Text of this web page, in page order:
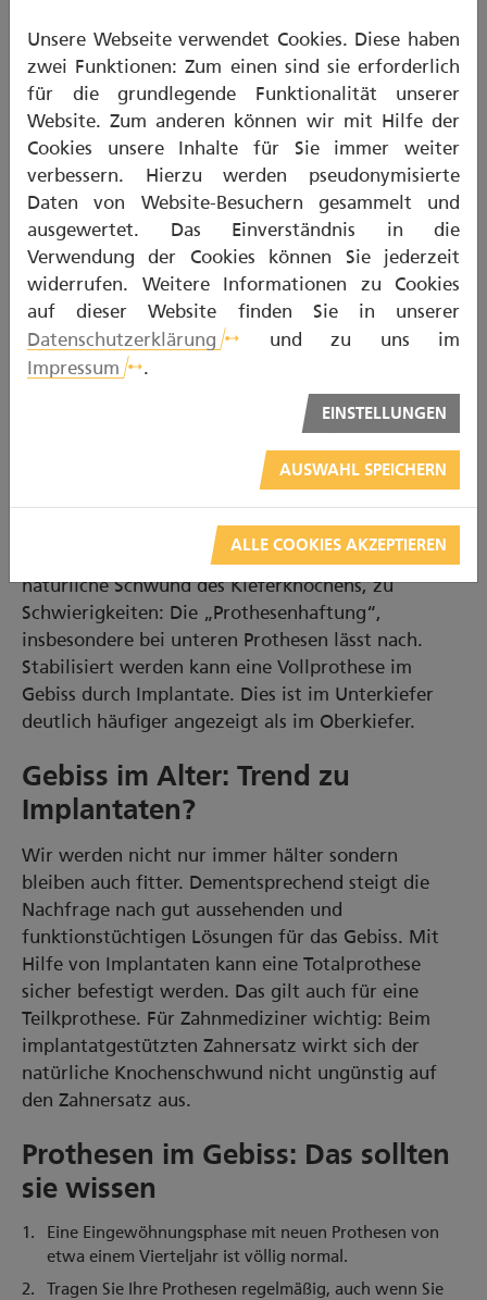
Gebiss mit Teilprothesen
Typisch für Teilprothesen sind, dass ein Kunststoff
in Form eines Sattels auf der Schleimhaut lagert.
Darauf ist der eigentliche Zahnersatz
befestigt. Dioe gesamte Konstruktion ist mit
Klammern, Geschieben oder Teleskopkronen mit
den natürlichen Zähnen verbunden. Passen diese
Sättel nach einigen Jahren nicht mehr exakt, führt
dies zu einer Fehlbelastung der Zähne, die sich
daraufhin lockern. Auch ist die Pflege einzeln
stehender Pfeilerzähne ist komplex. Hier muss
besonders darauf geachtet werden, dass sämtliche
Zahnflächen und die Kronenrandbereiche gereinigt
Gebiss mit Vollprothesen
In einem Gebiss ohne eigene Zähne, dass mit einer
Vollprothese versorgt ist, führt vor allem der
natürliche Schwund des Kieferknochens, zu
Schwierigkeiten: Die „Prothesenhaftung“,
insbesondere bei unteren Prothesen lässt nach.
Stabilisiert werden kann eine Vollprothese im
Gebiss durch Implantate. Dies ist im Unterkiefer
deutlich häufiger angezeigt als im Oberkiefer.
Gebiss im Alter: Trend zu
Implantaten?
Wir werden nicht nur immer hälter sondern
bleiben auch fitter. Dementsprechend steigt die
Nachfrage nach gut aussehenden und
funktionstüchtigen Lösungen für das Gebiss. Mit
Hilfe von Implantaten kann eine Totalprothese
sicher befestigt werden. Das gilt auch für eine
Teilkprothese. Für Zahnmediziner wichtig: Beim
implantatgestützten Zahnersatz wirkt sich der
natürliche Knochenschwund nicht ungünstig auf
den Zahnersatz aus.
Prothesen im Gebiss: Das sollten
sie wissen
Eine Eingewöhnungsphase mit neuen Prothesen von
etwa einem Vierteljahr ist völlig normal.
Tragen Sie Ihre Prothesen regelmäßig, auch wenn Sie
Unsere Webseite verwendet Cookies. Diese haben
zwei Funktionen: Zum einen sind sie erforderlich
für die grundlegende Funktionalität unserer
Website. Zum anderen können wir mit Hilfe der
Cookies unsere Inhalte für Sie immer weiter
verbessern. Hierzu werden pseudonymisierte
Daten von Website-Besuchern gesammelt und
ausgewertet. Das Einverständnis in die
Verwendung der Cookies können Sie jederzeit
widerrufen. Weitere Informationen zu Cookies
auf dieser Website finden Sie in unserer
Datenschutzerklärung
und zu uns im
Impressum
.
EINSTELLUNGEN
AUSWAHL SPEICHERN
ALLE COOKIES AKZEPTIEREN